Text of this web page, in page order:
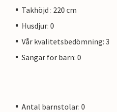
Takhöjd : 220 cm
Husdjur: 0
Vår kvalitetsbedömning: 3
Sängar för barn: 0
Antal barnstolar: 0